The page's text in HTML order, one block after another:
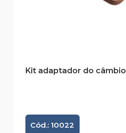
Kit adaptador do câmbio
Cód.: 10022